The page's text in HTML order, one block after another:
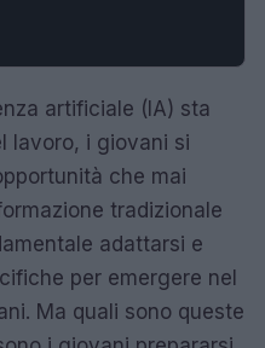
artificiale (IA) sta
lavoro, i giovani si
che mai
tradizionale
adattarsi e
per emergere nel
Ma quali sono queste